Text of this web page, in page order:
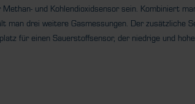
und Kohlendioxidsensor sein. Kombiniert
man drei weitere Gasmessungen. Der zusätzliche
für einen Sauerstoffsensor, der niedrige und